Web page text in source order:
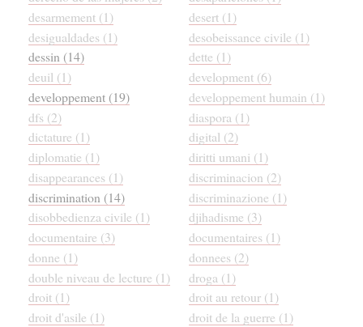
desarmement (1)
desert (1)
desigualdades (1)
desobeissance civile (1)
dessin (14)
dette (1)
deuil (1)
development (6)
developpement (19)
developpement humain (1)
dfs (2)
diaspora (1)
dictature (1)
digital (2)
diplomatie (1)
diritti umani (1)
disappearances (1)
discriminacion (2)
discrimination (14)
discriminazione (1)
disobbedienza civile (1)
djihadisme (3)
documentaire (3)
documentaires (1)
donne (1)
donnees (2)
double niveau de lecture (1)
droga (1)
droit (1)
droit au retour (1)
droit d'asile (1)
droit de la guerre (1)